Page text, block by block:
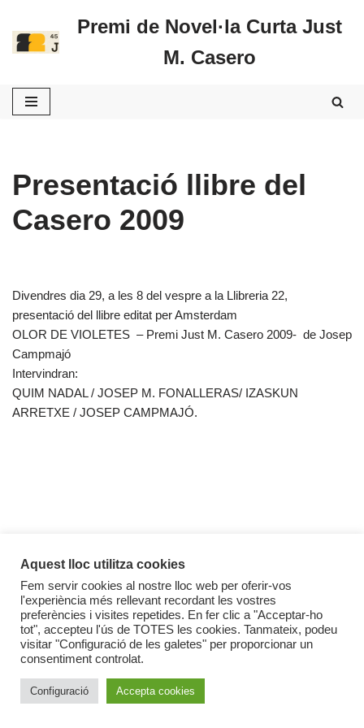
Vés
Premi de Novel·la Curta Just
M. Casero
Presentació llibre del
Casero 2009
Divendres dia 29, a les 8 del vespre a la Llibreria 22,
presentació del llibre editat per Amsterdam
OLOR DE VIOLETES – Premi Just M. Casero 2009- de Josep
Campmajó
Intervindran:
QUIM NADAL / JOSEP M. FONALLERAS/ IZASKUN
ARRETXE / JOSEP CAMPMAJÓ.
Aquest lloc utilitza cookies
Fem servir cookies al nostre lloc web per oferir-vos
l'experiència més rellevant recordant les vostres
preferències i visites repetides. En fer clic a "Acceptar-ho
tot", accepteu l'ús de TOTES les cookies. Tanmateix, podeu
visitar "Configuració de les galetes" per proporcionar un
consentiment controlat.
Configuració Accepta cookies